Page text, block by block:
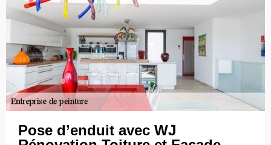
Pose d’enduit avec WJ